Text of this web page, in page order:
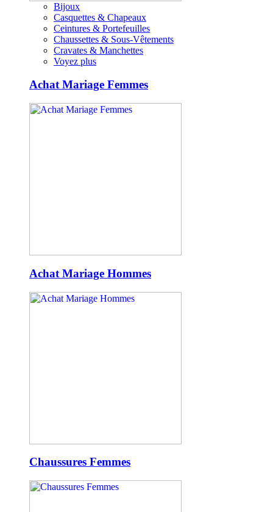
Bijoux
Casquettes & Chapeaux
Ceintures & Portefeuilles
Chaussettes & Sous-Vêtements
Cravates & Manchettes
Voyez plus
Achat Mariage Femmes
Achat Mariage Hommes
Chaussures Femmes